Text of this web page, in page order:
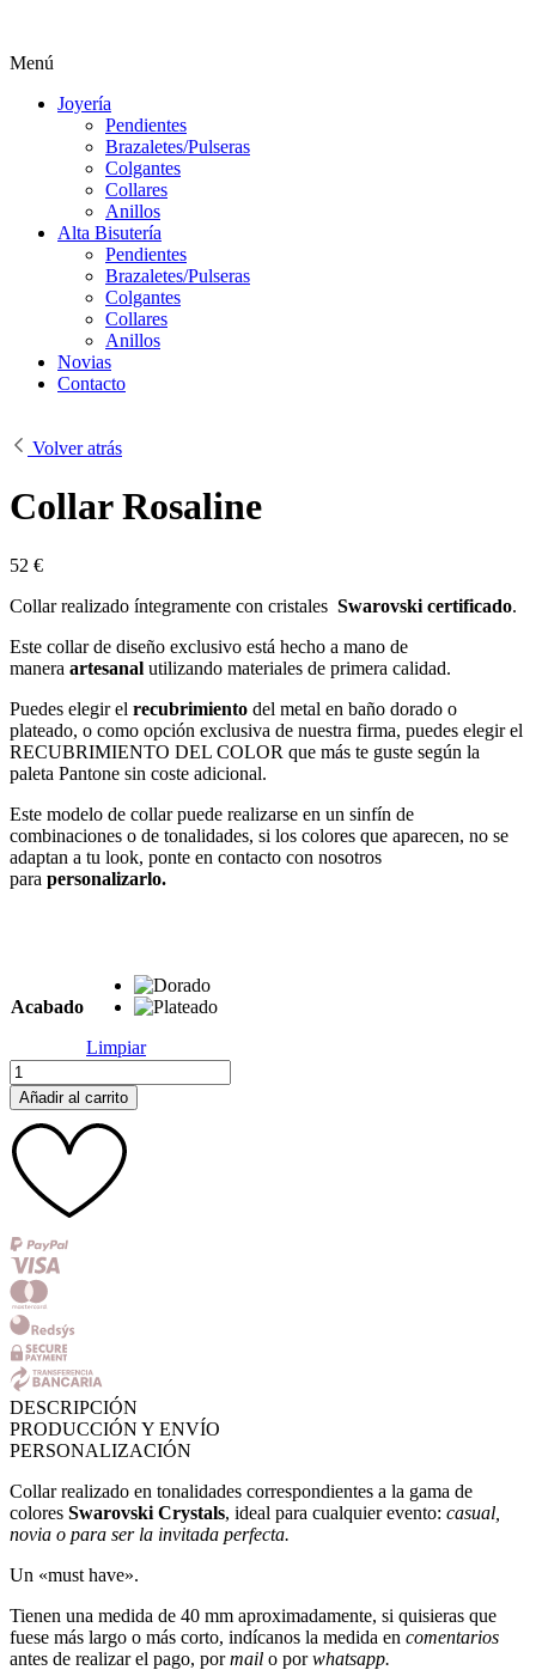
Menú
Joyería
Pendientes
Brazaletes/Pulseras
Colgantes
Collares
Anillos
Alta Bisutería
Pendientes
Brazaletes/Pulseras
Colgantes
Collares
Anillos
Novias
Contacto
Volver atrás
Collar Rosaline
52 €
Collar realizado íntegramente con cristales Swarovski certificado.
Este collar de diseño exclusivo está hecho a mano de
manera artesanal utilizando materiales de primera calidad.
Puedes elegir el recubrimiento del metal en baño dorado o
plateado, o como opción exclusiva de nuestra firma, puedes elegir el
RECUBRIMIENTO DEL COLOR que más te guste según la
paleta Pantone sin coste adicional.
Este modelo de collar puede realizarse en un sinfín de
combinaciones o de tonalidades, si los colores que aparecen, no se
adaptan a tu look, ponte en contacto con nosotros
para personalizarlo.
Acabado
Limpiar
Collar
Rosaline
cantidad
Añadir al carrito
DESCRIPCIÓN
PRODUCCIÓN Y ENVÍO
PERSONALIZACIÓN
Collar realizado en tonalidades correspondientes a la gama de
colores Swarovski Crystals, ideal para cualquier evento: casual,
novia o para ser la invitada perfecta.
Un «must have».
Tienen una medida de 40 mm aproximadamente, si quisieras que
fuese más largo o más corto, indícanos la medida en comentarios
antes de realizar el pago, pormail o porwhatsapp.